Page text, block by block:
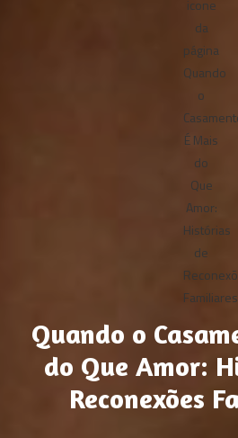
Quando o
do Que Amor:
Reconexões